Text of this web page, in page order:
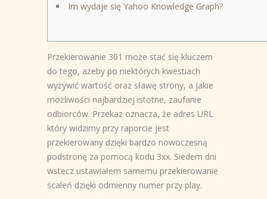
Im wydaje się Yahoo Knowledge Graph?
Przekierowanie 301 może stać się kluczem
do tego, ażeby po niektórych kwestiach
wyżywić wartość oraz sławę strony, a jakie
możliwości najbardziej istotne, zaufanie
odbiorców. Przekaz oznacza, że adres URL
który widzimy przy raporcie jest
przekierowany dzięki bardzo nowoczesną
podstronę za pomocą kodu 3xx. Siedem dni
wstecz ustawiałem samemu przekierowanie
scaleń dzięki odmienny numer przy play.